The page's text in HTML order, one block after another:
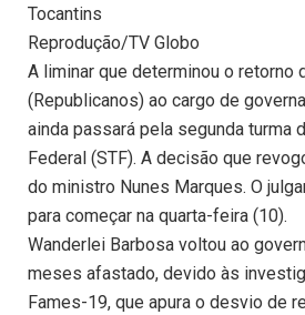
Tocantins
Reprodução/TV Globo
A liminar que determinou o retorno
(Republicanos) ao cargo de
ainda passará pela segunda turma
Federal (STF). A decisão que
do ministro Nunes Marques. O
para começar na quarta-feira (10).
Wanderlei Barbosa voltou ao
meses afastado, devido às
Fames-19, que apura o desvio de